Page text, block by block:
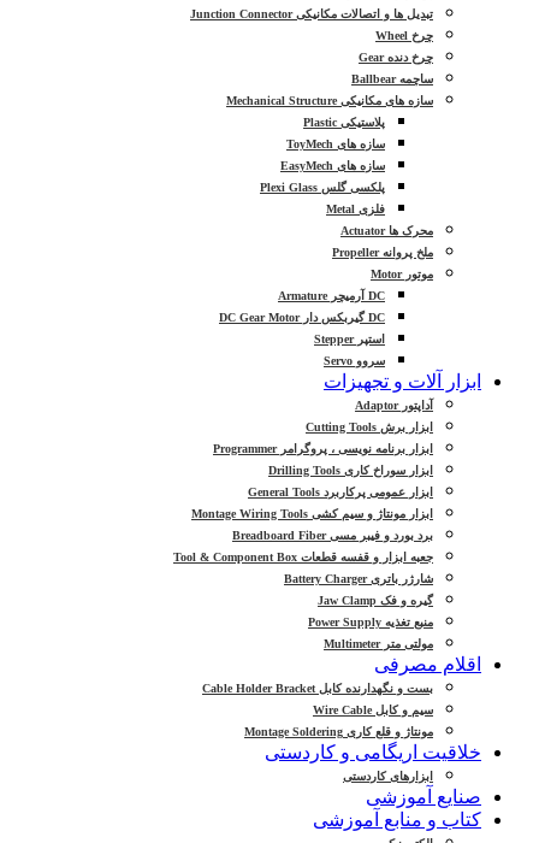
تبدیل ها و اتصالات مکانیکی Junction Connector
چرخ Wheel
چرخ دنده Gear
ساچمه Ballbear
سازه های مکانیکی Mechanical Structure
پلاستیکی Plastic
سازه های ToyMech
سازه های EasyMech
پلکسی گلس Plexi Glass
فلزی Metal
محرک ها Actuator
ملخ پروانه Propeller
موتور Motor
DC آرمیچر Armature
DC گیربکس دار DC Gear Motor
استپر Stepper
سروو Servo
ابزار آلات و تجهیزات
آداپتور Adaptor
ابزار برش Cutting Tools
ابزار برنامه نویسی ، پروگرامر Programmer
ابزار سوراخ کاری Drilling Tools
ابزار عمومی پرکاربرد General Tools
ابزار مونتاژ و سیم کشی Montage Wiring Tools
برد بورد و فیبر مسی Breadboard Fiber
جعبه ابزار و قفسه قطعات Tool & Component Box
شارژر باتری Battery Charger
گیره و فک Jaw Clamp
منبع تغذیه Power Supply
مولتی متر Multimeter
اقلام مصرفی
بست و نگهدارنده کابل Cable Holder Bracket
سیم و کابل Wire Cable
مونتاژ و قلع کاری Montage Soldering
خلاقیت اریگامی و کاردستی
ابزارهای کاردستی
صنایع آموزشی
کتاب و منابع آموزشی